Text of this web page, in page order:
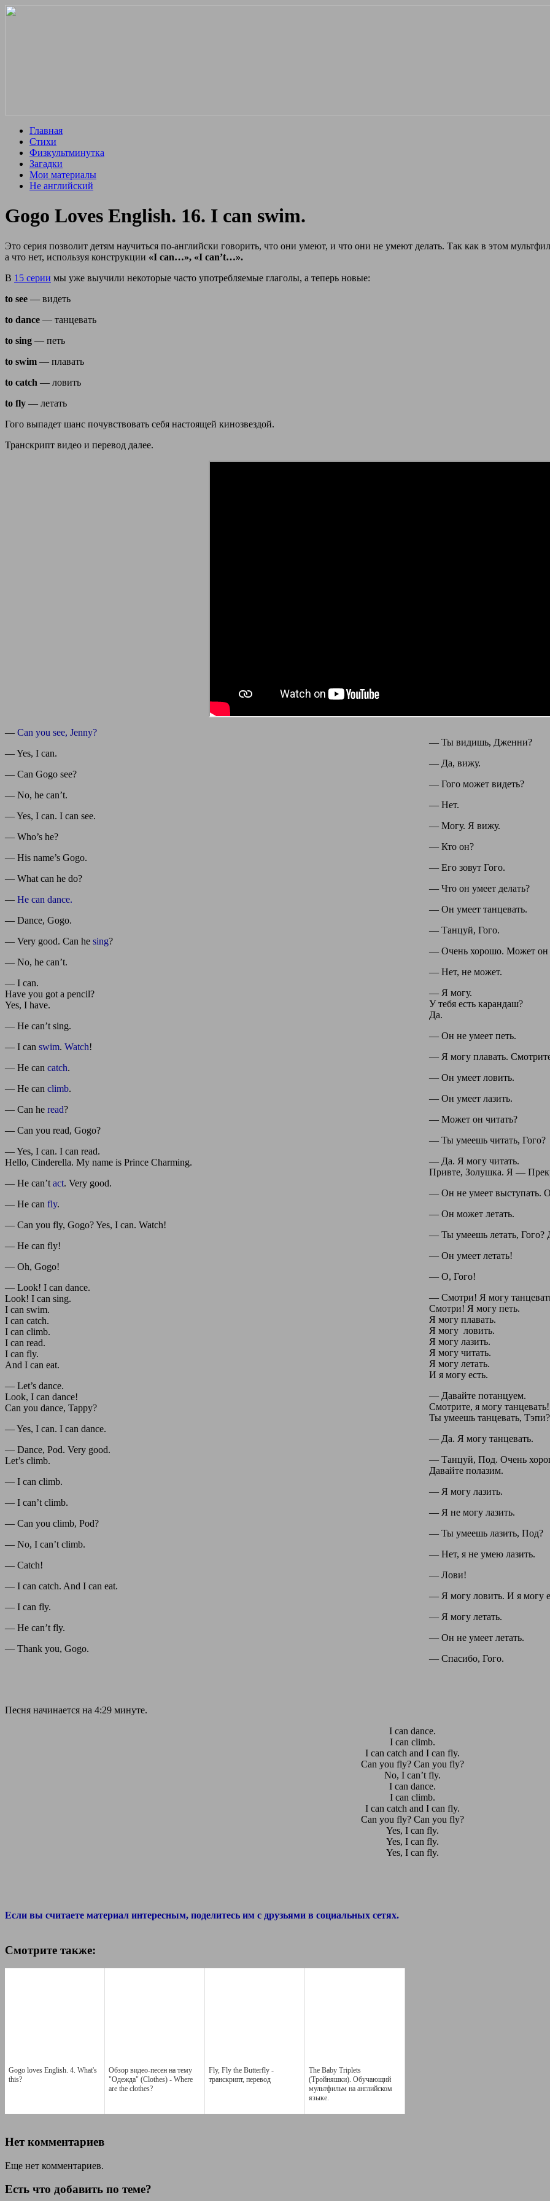
Главная
Стихи
Физкультминутка
Загадки
Мои материалы
Не английский
Gogo Loves English. 16. I can swim.
Это серия позволит детям научиться по-английски говорить, что они умеют, и что они не умеют делать. Так как в этом
а что нет, используя конструкции «I can…», «I can’t…».
В 15 серии мы уже выучили некоторые часто употребляемые глаголы, а теперь новые:
to see — видеть
to dance — танцевать
to sing — петь
to swim — плавать
to catch — ловить
to fly — летать
Гого выпадет шанс почувствовать себя настоящей кинозвездой.
Транскрипт видео и перевод далее.
— Can you see, Jenny?
— Yes, I can.
— Can Gogo see?
— No, he can’t.
— Yes, I can. I can see.
— Who’s he?
— His name’s Gogo.
— What can he do?
— He can dance.
— Dance, Gogo.
— Very good. Can he sing?
— No, he can’t.
— I can.
Have you got a pencil?
Yes, I have.
— He can’t sing.
— I can swim. Watch!
— He can catch.
— He can climb.
— Can he read?
— Can you read, Gogo?
— Yes, I can. I can read.
Hello, Cinderella. My name is Prince Charming.
— He can’t act. Very good.
— He can fly.
— Can you fly, Gogo? Yes, I can. Watch!
— He can fly!
— Oh, Gogo!
— Look! I can dance.
Look! I can sing.
I can swim.
I can catch.
I can climb.
I can read.
I can fly.
And I can eat.
— Let’s dance.
Look, I can dance!
Can you dance, Tappy?
— Yes, I can. I can dance.
— Dance, Pod. Very good.
Let’s climb.
— I can climb.
— I can’t climb.
— Can you climb, Pod?
— No, I can’t climb.
— Catch!
— I can catch. And I can eat.
— I can fly.
— He can’t fly.
— Thank you, Gogo.
— Ты видишь, Дженни?
— Да, вижу.
— Гого может видеть?
— Нет.
— Могу. Я вижу.
— Кто он?
— Его зовут Гого.
— Что он умеет делать?
— Он умеет танцевать.
— Танцуй, Гого.
— Очень хорошо. Может он
— Нет, не может.
— Я могу.
У тебя есть карандаш?
Да.
— Он не умеет петь.
— Я могу плавать.
— Он умеет ловить.
— Он умеет лазить.
— Может он читать?
— Ты умеешь читать, Гого?
— Да. Я могу читать.
Привте, Золушка. Я —
— Он не умеет выступать.
— Он может летать.
— Ты умеешь летать, Гого?
— Он умеет летать!
— O, Гого!
— Смотри! Я могу
Смотри! Я могу петь.
Я могу плавать.
Я могу ловить.
Я могу лазить.
Я могу читать.
Я могу летать.
И я могу есть.
— Давайте потанцуем.
Смотрите, я могу танцевать!
Ты умеешь танцевать, Тэпи?
— Да. Я могу танцевать.
— Танцуй, Под. Очень
Давайте полазим.
— Я могу лазить.
— Я не могу лазить.
— Ты умеешь лазить, Под?
— Нет, я не умею лазить.
— Лови!
— Я могу ловить. И я могу
— Я могу летать.
— Он не умеет летать.
— Спасибо, Гого.
Песня начинается на 4:29 минуте.
I can dance.
I can climb.
I can catch and I can fly.
Can you fly? Can you fly?
No, I can’t fly.
I can dance.
I can climb.
I can catch and I can fly.
Can you fly? Can you fly?
Yes, I can fly.
Yes, I can fly.
Yes, I can fly.
Если вы считаете материал интересным, поделитесь им с друзьями в социальных сетях.
Смотрите также:
Gogo loves English. 4. What's
this?
Обзор видео-песен на тему
"Одежда" (Clothes) - Where
are the clothes?
Fly, Fly the Butterfly -
транскрипт, перевод
The Baby Triplets
(Тройняшки). Обучающий
мультфильм на английском
языке.
Нет комментариев
Еще нет комментариев.
Есть что добавить по теме?